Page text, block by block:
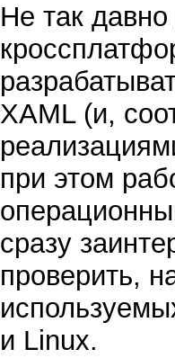
Не так
XAML (и,
при этом
сразу
проверить,
и Linux.